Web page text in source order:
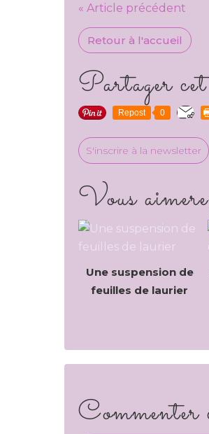
« Article précédent
Retour à l'accueil
Partager
Repost 0
S'inscrire à la newsletter
Vous
Une suspension de
feuilles de laurier
Commenter